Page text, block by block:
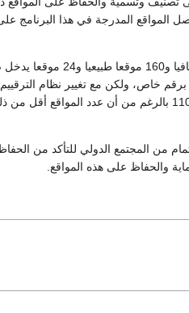
المواقع المدرجة في هذا البرنامج
م 812 موقعا، منها 628 موقعا ثقافيا و160 موقعا
برقم خاص، ولكن مع تغيير نظام
إعادة إدراج بعض المواقع ضمن تصنيف أكبر. ولذلك، فإن نظام الترقيم الحالي وصل إلى 1100 بالرغم من أن عدد
من المجتمع الدولي للتأكد من